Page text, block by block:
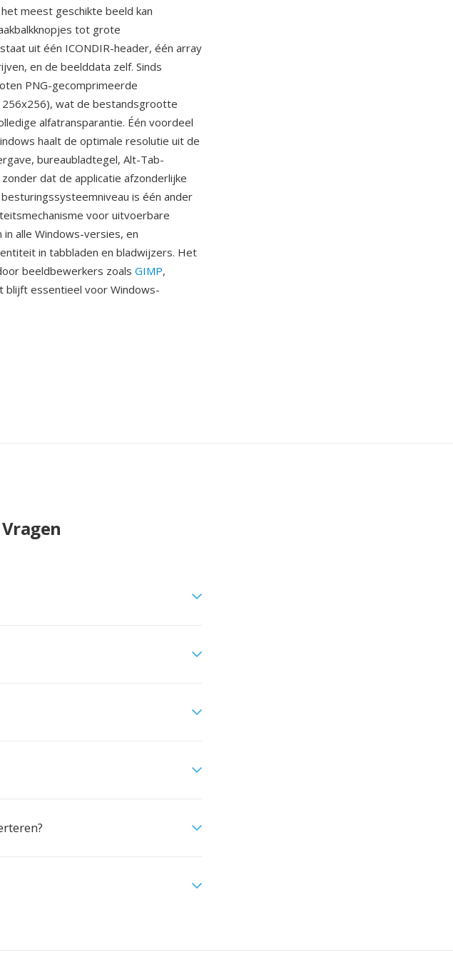
meest geschikte beeld kan
tot grote
uit één ICONDIR-header, één array
en de beelddata zelf. Sinds
PNG-gecomprimeerde
wat de bestandsgrootte
alfatransparantie. Één voordeel
haalt de optimale resolutie uit de
bureaubladtegel, Alt-Tab-
dat de applicatie afzonderlijke
is één ander
voor uitvoerbare
alle Windows-versies, en
in tabbladen en bladwijzers. Het
beeldbewerkers zoals GIMP,
blijft essentieel voor Windows-